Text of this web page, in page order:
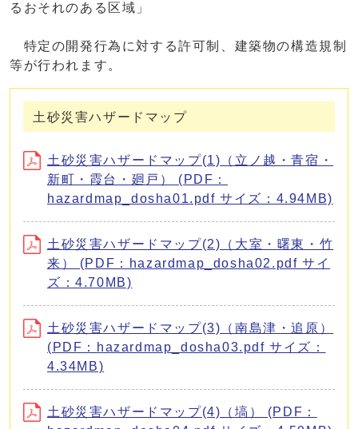
るおそれのある区域」
特定の開発行為に対する許可制、建築物の構造規制
等が行われます。
土砂災害ハザードマップ
土砂災害ハザードマップ(1)（立ノ越・青宿・
新町・霞台・廻戸） (PDF：
hazardmap_dosha01.pdf サイズ：4.94MB)
土砂災害ハザードマップ(2)（大室・曙東・竹
来） (PDF：hazardmap_dosha02.pdf サイ
ズ：4.70MB)
土砂災害ハザードマップ(3)（南島津・追原）
(PDF：hazardmap_dosha03.pdf サイズ：
4.34MB)
土砂災害ハザードマップ(4)（塙） (PDF：